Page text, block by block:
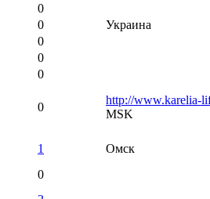
0
0
Украина
0
0
0
0
http://www.karelia-
MSK
1
Омск
0